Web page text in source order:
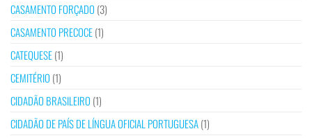
CASAMENTO FORÇADO (3)
CASAMENTO PRECOCE(1)
CATEQUESE(1)
CEMITÉRIO (1)
CIDADÃO BRASILEIRO (1)
CIDADÃO DE PAÍS DE LÍNGUA OFICIAL PORTUGUESA(1)